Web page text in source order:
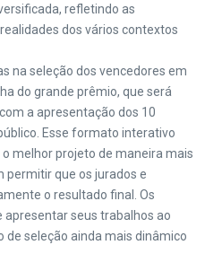
refletindo as
dos vários contextos
na seleção dos vencedores em
do grande prêmio, que será
a apresentação dos 10
Esse formato interativo
melhor projeto de maneira mais
que os jurados e
o resultado final. Os
seus trabalhos ao
de seleção ainda mais dinâmico